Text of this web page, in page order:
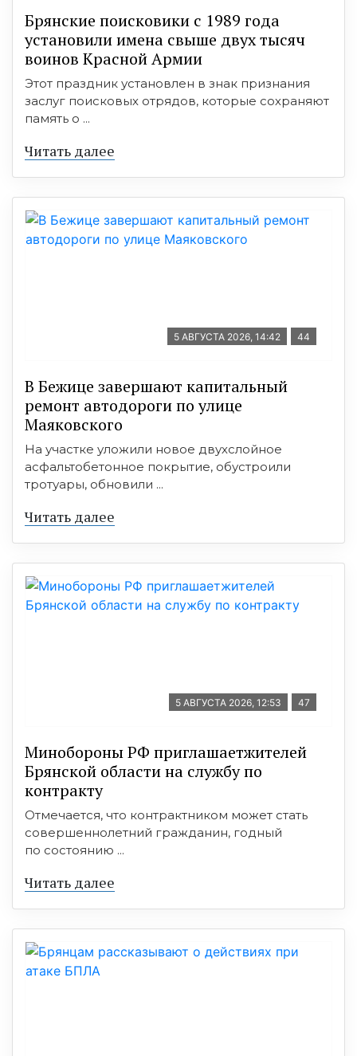
Брянские поисковики с 1989 года
установили имена свыше двух тысяч
воинов Красной Армии
Этот праздник установлен в знак признания
заслуг поисковых отрядов, которые сохраняют
память о ...
Читать далее
5 АВГУСТА 2026, 14:42 44
В Бежице завершают капитальный
ремонт автодороги по улице
Маяковского
На участке уложили новое двухслойное
асфальтобетонное покрытие, обустроили
тротуары, обновили ...
Читать далее
5 АВГУСТА 2026, 12:53 47
Минобoроны РФ приглaшaетжитeлeй
Брянской области на службу по
контракту
Отмечается, что контрактником может стать
совершеннолетний гражданин, годный
по состоянию ...
Читать далее